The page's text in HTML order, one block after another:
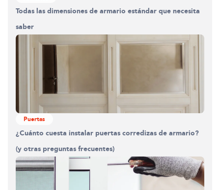
Todas las dimensiones de armario estándar que necesita
saber
Puertas
¿Cuánto cuesta instalar puertas corredizas de armario?
(y otras preguntas frecuentes)
Construyendo el